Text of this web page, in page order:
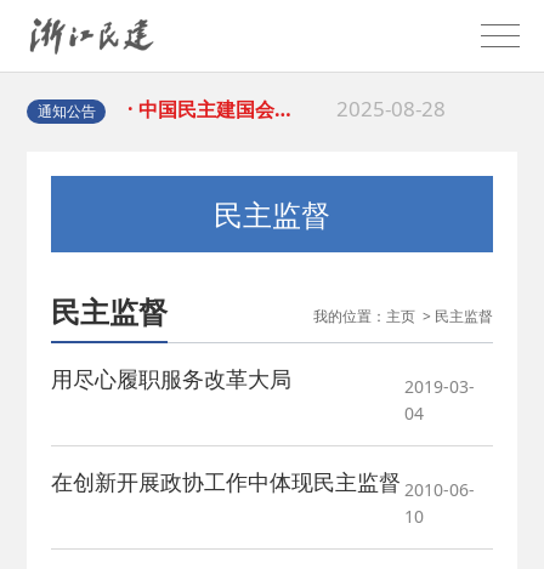
通知公告
· 中国民主建国会…
· 中国民主建国会…
· 中国民主建国会… 2025-02-24
· 中国民主建国会… 2024-08-28
2026-06-18
民主监督
民主监督 我的位置： 主页> 民主监督
用尽心履职服务改革大局
2019-03-
04
在创新开展政协工作中体现民主监督 2010-06-
10